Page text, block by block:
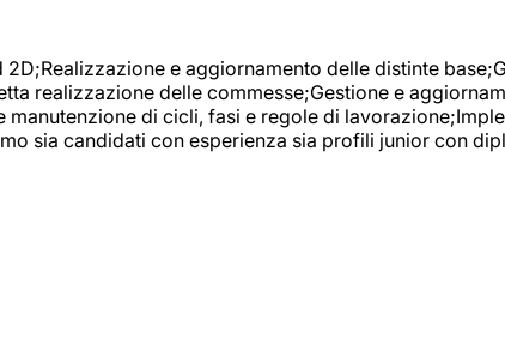
e aggiornamento delle distinte
realizzazione delle commesse;Gestione e
di cicli, fasi e regole di
sia candidati con esperienza sia profili junior con